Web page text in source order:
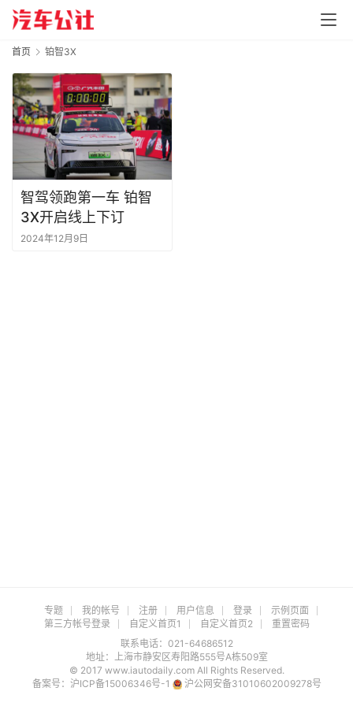
首页 铂智3X
智驾领跑第一车 铂智
3X开启线上下订
2024年12月9日
专题 我的帐号 注册 用户信息 登录
示例页面
第三方帐号登录
自定义首页1 自定义首页2
重置密码
联系电话：021-64686512
地址：上海市静安区寿阳路555号A栋509室
© 2017 www.iautodaily.com All Rights Reserved.
备案号： 沪ICP备15006346号-1 沪公网安备31010602009278号